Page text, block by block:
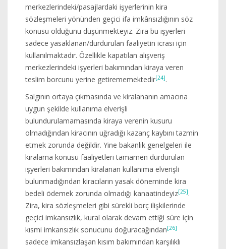
merkezlerindeki/pasajlardaki işyerlerinin kira
sözleşmeleri yönünden geçici ifa imkânsızlığının söz
konusu olduğunu düşünmekteyiz. Zira bu işyerleri
sadece yasaklanan/durdurulan faaliyetin icrası için
kullanılmaktadır. Özellikle kapatılan alışveriş
merkezlerindeki işyerleri bakımından kiraya veren
teslim borcunu yerine getirememektedir[24].
Salgının ortaya çıkmasında ve kiralananın amacına
uygun şekilde kullanıma elverişli
bulundurulamamasında kiraya verenin kusuru
olmadığından kiracının uğradığı kazanç kaybını tazmin
etmek zorunda değildir. Yine bakanlık genelgeleri ile
kiralama konusu faaliyetleri tamamen durdurulan
işyerleri bakımından kiralanan kullanıma elverişli
bulunmadığından kiracıların yasak döneminde kira
bedeli ödemek zorunda olmadığı kanaatindeyiz[25].
Zira, kira sözleşmeleri gibi sürekli borç ilişkilerinde
geçici imkansızlık, kural olarak devam ettiği süre için
kısmi imkansızlık sonucunu doğuracağından[26]
sadece imkansızlaşan kısım bakımından karşılıklı